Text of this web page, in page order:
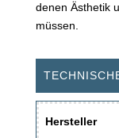
denen Ästhetik
müssen.
Hersteller